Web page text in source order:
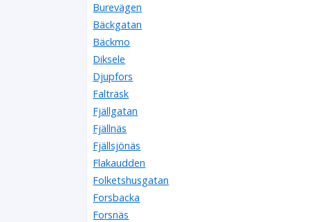
Burevägen
Bäckgatan
Bäckmo
Diksele
Djupfors
Falträsk
Fjällgatan
Fjällnäs
Fjällsjönäs
Flakaudden
Folketshusgatan
Forsbacka
Forsnäs